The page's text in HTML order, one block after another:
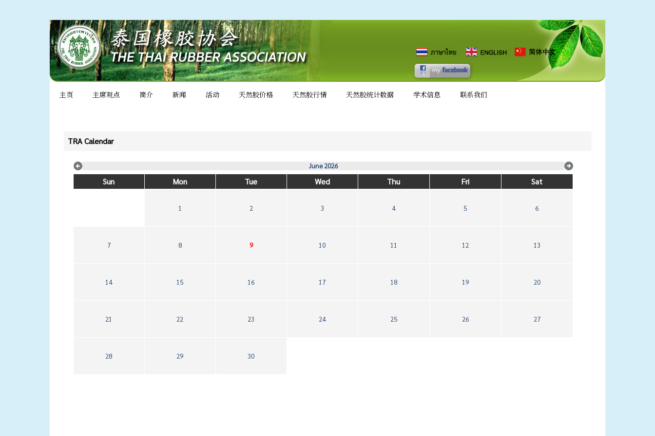
主页 主席观点 简介 新闻 活动 天然胶价格 天然胶行情 天然胶统计数据 学术信息 联系我们
TRA Calendar
June 2026
Sun Mon Tue Wed Thu Fri Sat
1 2 3 4 5 6
7 8 9 10 11 12 13
14 15 16 17 18 19 20
21 22 23 24 25 26 27
28 29 30